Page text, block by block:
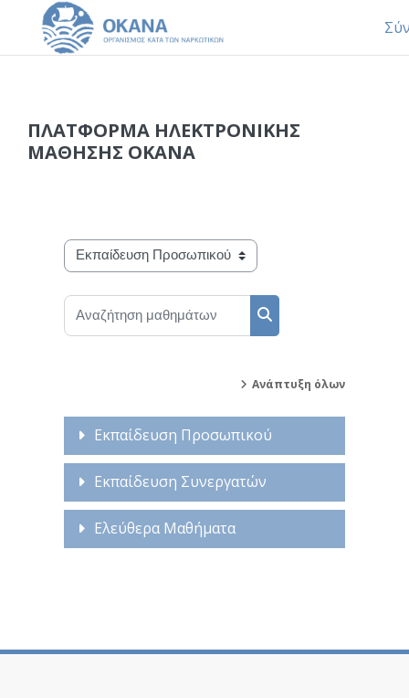
ΠΛΑΤΦΟΡΜΑ ΗΛΕΚΤΡΟΝΙΚΗΣ
ΜΑΘΗΣΗΣ ΟΚΑΝΑ
Κατηγορίες μαθημάτων
Αναζήτηση μαθημάτων
Αναζήτηση μαθημάτων
Ανάπτυξη όλων
Εκπαίδευση Προσωπικού
Εκπαίδευση Συνεργατών
Ελεύθερα Μαθήματα